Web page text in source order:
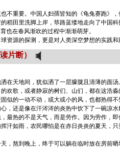
不重要。中国人妇孺皆知的《龟兔赛跑》，
稻田里洗脚上岸，筚路蓝缕地走向了中国科
也在春风渐吹的过程中渐渐萌芽。
资源的探测，更是对人类深空梦想的实践和
片断）
在天地间，犹似洒了一层朦胧且清薄的面汤
欢歌，或者静寂的树们、山们，都在这浩淼
似的一动不动，或大或小的风，也都热得
，还是像在汗涔涔的炎热中饮下了一碗凉水
最热的不是天气，而是劳作。因为劳作，
汗如雨，农民哪怕是在赤日炎炎的夏天，
，熬到晚上，终于可以躺在临时放在房前